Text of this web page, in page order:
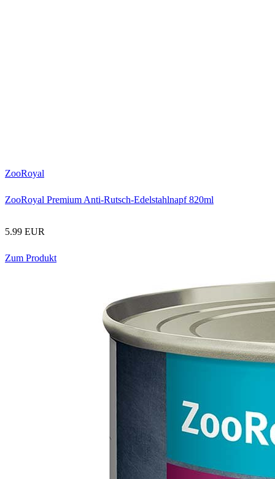
ZooRoyal
ZooRoyal Premium Anti-Rutsch-Edelstahlnapf 820ml
5.99 EUR
Zum Produkt